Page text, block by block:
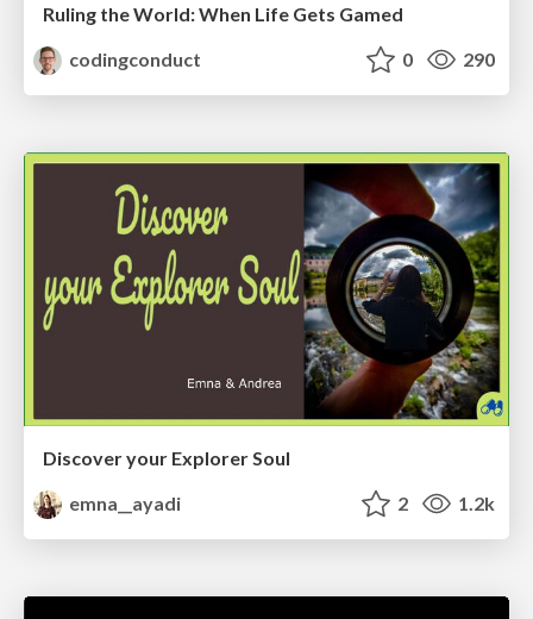
Ruling the World: When Life Gets Gamed
codingconduct
0 290
Discover your Explorer Soul
emna__ayadi
2 1.2k